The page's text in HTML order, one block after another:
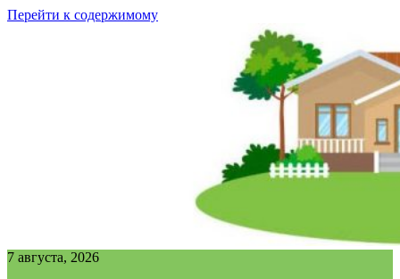
Перейти к содержимому
7 августа, 2026